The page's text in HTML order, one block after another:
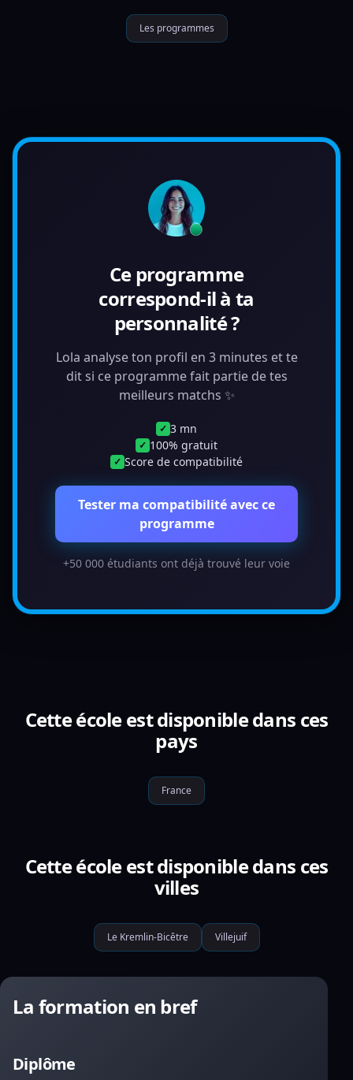
Les programmes
Ce programme
correspond-il à ta
personnalité ?
Lola analyse ton profil en 3 minutes et te
dit si ce programme fait partie de tes
meilleurs matchs ✨
✓ 3 mn
✓ 100% gratuit
✓ Score de compatibilité
Tester ma compatibilité avec ce
programme
+50 000 étudiants ont déjà trouvé leur voie
Cette école est disponible dans ces
pays
France
Cette école est disponible dans ces
villes
Le Kremlin-Bicêtre Villejuif
La formation en bref
Diplôme